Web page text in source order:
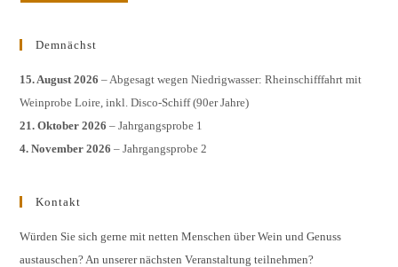
Demnächst
15. August 2026 – Abgesagt wegen Niedrigwasser: Rheinschifffahrt mit
Weinprobe Loire, inkl. Disco-Schiff (90er Jahre)
21. Oktober 2026 – Jahrgangsprobe 1
4. November 2026 – Jahrgangsprobe 2
Kontakt
Würden Sie sich gerne mit netten Menschen über Wein und Genuss
austauschen? An unserer nächsten Veranstaltung teilnehmen?